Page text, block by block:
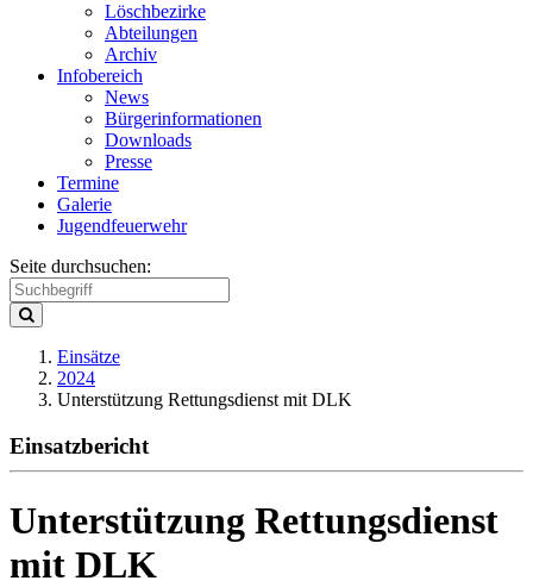
Löschbezirke
Abteilungen
Archiv
Infobereich
News
Bürgerinformationen
Downloads
Presse
Termine
Galerie
Jugendfeuerwehr
Seite durchsuchen:
Einsätze
2024
Unterstützung Rettungsdienst mit DLK
Einsatzbericht
Unterstützung Rettungsdienst
mit DLK